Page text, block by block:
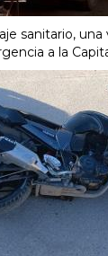
sanitario,
a la